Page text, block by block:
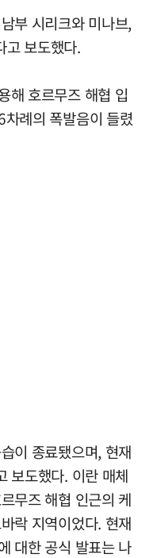
부 시리크와 미나브,
고 보도했다.
해 호르무즈 해협 입
례의 폭발음이 들렸
이 종료됐으며, 현재
보도했다. 이란 매체
무즈 해협 인근의 케
락 지역이었다. 현재
대한 공식 발표는 나